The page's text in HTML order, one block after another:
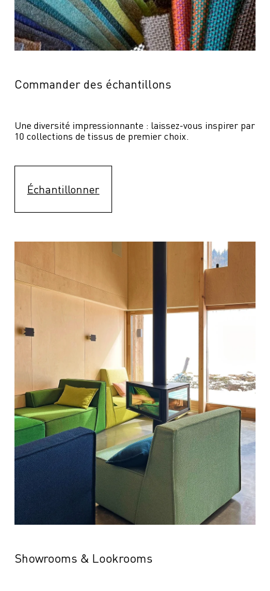
Commander des échantillons
Une diversité impressionnante : laissez-vous inspirer par
10 collections de tissus de premier choix.
Échantillonner
Showrooms & Lookrooms